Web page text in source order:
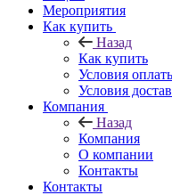
Мероприятия
Как купить
Назад
Как купить
Условия
Условия
Компания
Назад
Компания
О компании
Контакты
Контакты